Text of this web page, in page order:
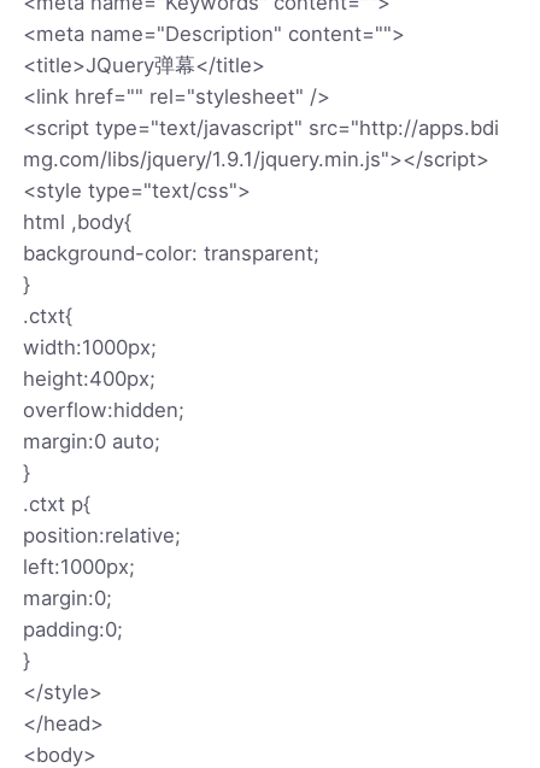
<meta name="Description" content="">
<title>JQuery弹幕</title>
<link href="" rel="stylesheet" />
<script type="text/javascript" src="http://apps.bdi
mg.com/libs/jquery/1.9.1/jquery.min.js"></script>
<style type="text/css">
html ,body{
background-color: transparent;
}
.ctxt{
width:1000px;
height:400px;
overflow:hidden;
margin:0 auto;
}
.ctxt p{
position:relative;
left:1000px;
margin:0;
padding:0;
}
</style>
</head>
<body>